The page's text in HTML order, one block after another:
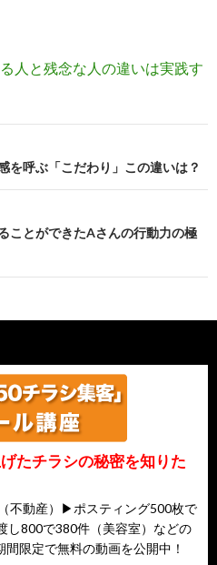
人と残念な人の違いは実践す
を呼ぶ「こだわり」この違いは？
ことができたAさんの行動力の極
たチラシの秘密を知りた
不動産）▶ポスティング500枚で
800で380件（美容室）などの
限定で無料の動画を公開中！